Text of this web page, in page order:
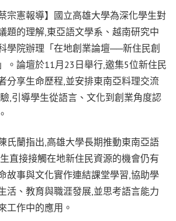
宗憲報導】國立高雄大學為深化學生對
題的理解,東亞語文學系、越南研究中
學院辦理「在地創業論壇──新住民創
。論壇於11月23日舉行,邀集5位新住民
分享生命歷程,並安排東南亞料理交流
,引導學生從語言、文化到創業角度認
氏蘭指出,高雄大學長期推動東南亞語
直接接觸在地新住民資源的機會仍有
故事與文化實作連結課堂學習,協助學
活、教育與職涯發展,並思考語言能力
工作中的應用。